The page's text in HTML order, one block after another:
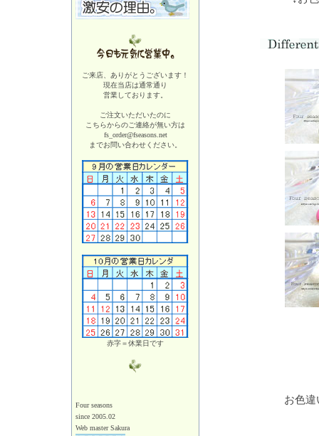
ご来店、ありがとうございます！
現在当店は通常通り
営業しております。
ご注文いただいたのに
こちらからのご連絡が無い方は
fs_order@fseasons.net
までお問い合わせください。
赤字＝休業日です
Four seasons
since 2005.02
Web master Sakura
お色